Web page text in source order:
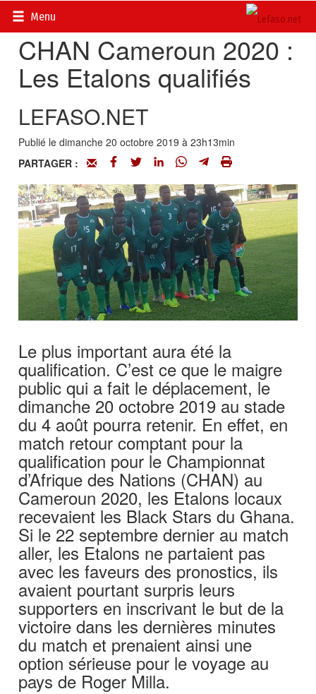
Menu
Accueil>
CHAN Cameroun 2020 :
Les Etalons qualifiés
LEFASO.NET
Publié le dimanche 20 octobre 2019 à 23h13min
PARTAGER :
Le plus important aura été la
qualification. C’est ce que le maigre
public qui a fait le déplacement, le
dimanche 20 octobre 2019 au stade
du 4 août pourra retenir. En effet, en
match retour comptant pour la
qualification pour le Championnat
d’Afrique des Nations (CHAN) au
Cameroun 2020, les Etalons locaux
recevaient les Black Stars du Ghana.
Si le 22 septembre dernier au match
aller, les Etalons ne partaient pas
avec les faveurs des pronostics, ils
avaient pourtant surpris leurs
supporters en inscrivant le but de la
victoire dans les dernières minutes
du match et prenaient ainsi une
option sérieuse pour le voyage au
pays de Roger Milla.